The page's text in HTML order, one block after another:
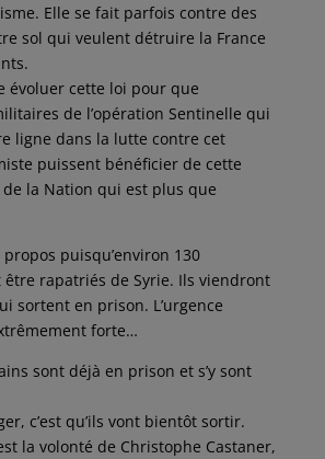
Elle se fait parfois contre des
sol qui veulent détruire la France
évoluer cette loi pour que
de l’opération Sentinelle qui
ligne dans la lutte contre cet
puissent bénéficier de cette
la Nation qui est plus que
puisqu’environ 130
rapatriés de Syrie. Ils viendront
sortent en prison. L’urgence
forte…
sont déjà en prison et s’y sont
c’est qu’ils vont bientôt sortir.
la volonté de Christophe Castaner,